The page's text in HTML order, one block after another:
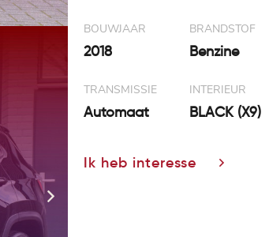
BOUWJAAR
2018
BRANDSTOF
Benzine
TRANSMISSIE
Automaat
INTERIEUR
BLACK (X9)
Ik heb interesse